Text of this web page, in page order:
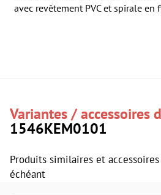
avec revêtement PVC et spirale en
Variantes / accessoires
1546KEM0101
Produits similaires et
échéant